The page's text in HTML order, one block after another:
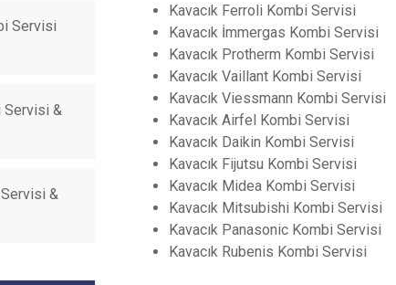
Servisi
Servisi &
&
Kavacık Ferroli Kombi Servisi
Kavacık İmmergas Kombi Servisi
Kavacık Protherm Kombi Servisi
Kavacık Vaillant Kombi Servisi
Kavacık Viessmann Kombi Servisi
Kavacık Airfel Kombi Servisi
Kavacık Daikin Kombi Servisi
Kavacık Fijutsu Kombi Servisi
Kavacık Midea Kombi Servisi
Kavacık Mitsubishi Kombi Servisi
Kavacık Panasonic Kombi Servisi
Kavacık Rubenis Kombi Servisi